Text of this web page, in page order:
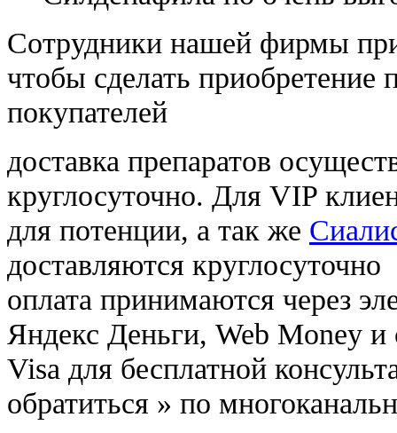
Cотрудники нашей фирмы
чтобы сделать приобретение
покупателей
доставка препаратов
круглосуточно. Для VIP
для потенции, а так же
доставляются круглосуточно
оплата принимаются через
Яндекс Деньги, Web Money и
Visa для бесплатной
обратиться » по